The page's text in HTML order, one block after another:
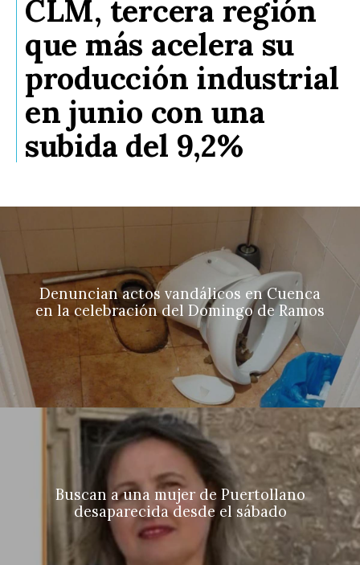
CLM, tercera región
que más acelera su
producción industrial
en junio con una
subida del 9,2%
Denuncian actos vandálicos en Cuenca
en la celebración del Domingo de Ramos
Buscan a una mujer de Puertollano
desaparecida desde el sábado